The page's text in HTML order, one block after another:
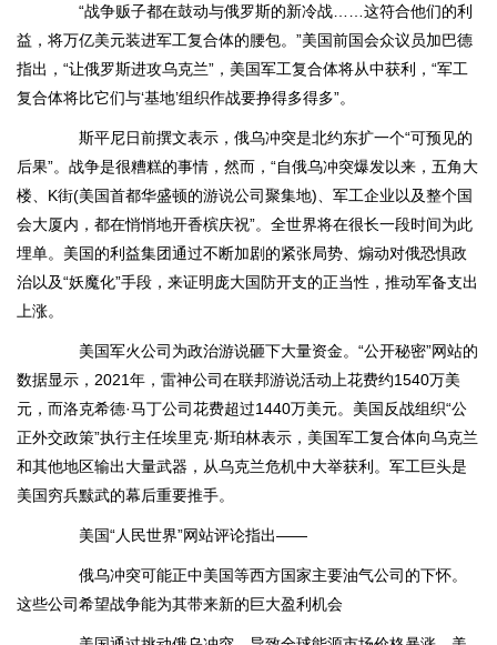
“战争贩子都在鼓动与俄罗斯的新冷战……这符合他们的利
益，将万亿美元装进军工复合体的腰包。”美国前国会众议员加巴德
指出，“让俄罗斯进攻乌克兰”，美国军工复合体将从中获利，“军工
复合体将比它们与‘基地’组织作战要挣得多得多”。
斯平尼日前撰文表示，俄乌冲突是北约东扩一个“可预见的
后果”。战争是很糟糕的事情，然而，“自俄乌冲突爆发以来，五角大
楼、K街(美国首都华盛顿的游说公司聚集地)、军工企业以及整个国
会大厦内，都在悄悄地开香槟庆祝”。全世界将在很长一段时间为此
埋单。美国的利益集团通过不断加剧的紧张局势、煽动对俄恐惧政
治以及“妖魔化”手段，来证明庞大国防开支的正当性，推动军备支出
上涨。
美国军火公司为政治游说砸下大量资金。“公开秘密”网站的
数据显示，2021年，雷神公司在联邦游说活动上花费约1540万美
元，而洛克希德·马丁公司花费超过1440万美元。美国反战组织“公
正外交政策”执行主任埃里克·斯珀林表示，美国军工复合体向乌克兰
和其他地区输出大量武器，从乌克兰危机中大举获利。军工巨头是
美国穷兵黩武的幕后重要推手。
美国“人民世界”网站评论指出——
俄乌冲突可能正中美国等西方国家主要油气公司的下怀。
这些公司希望战争能为其带来新的巨大盈利机会